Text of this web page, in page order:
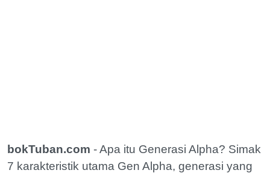
bokTuban.com - Apa itu Generasi Alpha? Simak
7 karakteristik utama Gen Alpha, generasi yang